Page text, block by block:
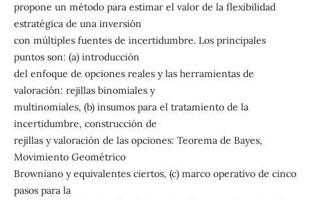
propone un método para estimar el valor de la flexibilidad
estratégica de una inversión
con múltiples fuentes de incertidumbre. Los principales
puntos son: (a) introducción
del enfoque de opciones reales y las herramientas de
valoración: rejillas binomiales y
multinomiales, (b) insumos para el tratamiento de la
incertidumbre, construcción de
rejillas y valoración de las opciones: Teorema de Bayes,
Movimiento Geométrico
Browniano y equivalentes ciertos, (c) marco operativo de cinco
pasos para la